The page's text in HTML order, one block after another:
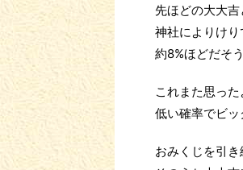
先ほどの大大
神社によりけり
約8%ほどだそう
これまた思った
低い確率でビッ
おみくじを引き